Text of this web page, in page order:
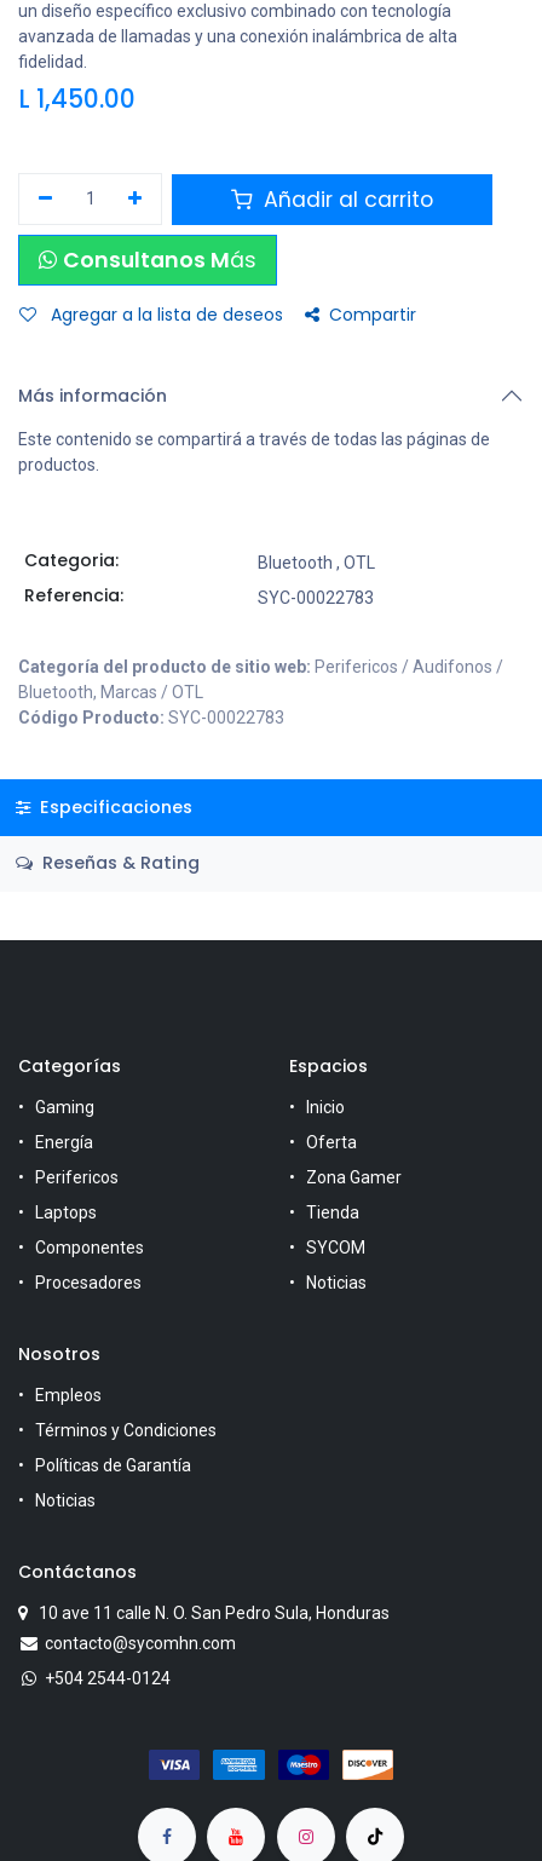
un diseño específico exclusivo combinado con tecnología
avanzada de llamadas y una conexión inalámbrica de alta
fidelidad.
L 1,450.00
Añadir al carrito
Consultanos Más
Agregar a la lista de deseos Compartir
Más información
Este contenido se compartirá a través de todas las páginas de
productos.
Categoria: Bluetooth , OTL
Referencia: SYC-00022783
Categoría del producto de sitio web: Perifericos / Audifonos /
Bluetooth, Marcas / OTL
Código Producto: SYC-00022783
Especificaciones
Reseñas & Rating
Categorías
Gaming
Energía
Perifericos
Laptops
Componentes
Procesadores
Espacios
Inicio
Oferta
Zona Gamer
Tienda
SYCOM
Noticias
Nosotros
Empleos
Términos y Condiciones
Políticas de Garantía
Noticias
Contáctanos
10 ave 11 calle N. O. San Pedro Sula, Honduras
contacto@sycomhn.com
+504 2544-0124